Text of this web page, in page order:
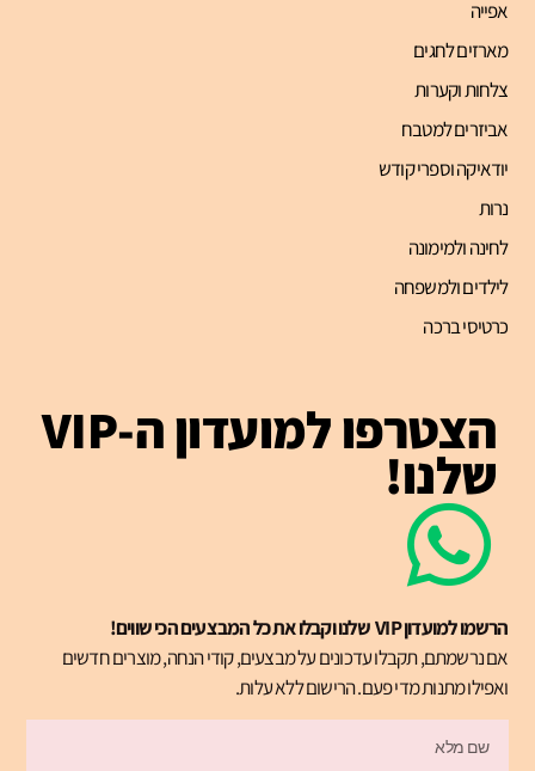
אפייה
מארזים לחגים
צלחות וקערות
אביזרים למטבח
יודאיקה וספרי קודש
נרות
לחינה ולמימונה
לילדים ולמשפחה
כרטיסי ברכה
הצטרפו למועדון ה-VIP
שלנו!
הרשמו למועדון VIP שלנו וקבלו את כל המבצעים הכי שווים!
אם נרשמתם, תקבלו עדכונים על מבצעים, קודי הנחה, מוצרים חדשים
ואפילו מתנות מדי פעם. הרישום ללא עלות.